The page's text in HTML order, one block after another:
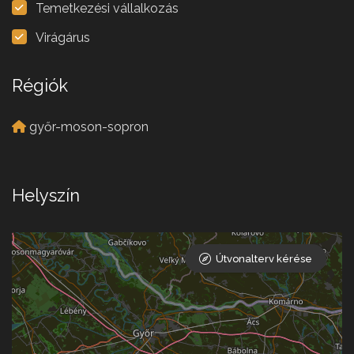
Temetkezési vállalkozás
Virágárus
Régiók
győr-moson-sopron
Helyszín
Útvonalterv kérése